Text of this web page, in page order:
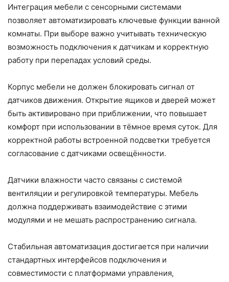
Интеграция мебели с сенсорными системами
позволяет автоматизировать ключевые функции ванной
комнаты. При выборе важно учитывать техническую
возможность подключения к датчикам и корректную
работу при перепадах условий среды.
Корпус мебели не должен блокировать сигнал от
датчиков движения. Открытие ящиков и дверей может
быть активировано при приближении, что повышает
комфорт при использовании в тёмное время суток. Для
корректной работы встроенной подсветки требуется
согласование с датчиками освещённости.
Датчики влажности часто связаны с системой
вентиляции и регулировкой температуры. Мебель
должна поддерживать взаимодействие с этими
модулями и не мешать распространению сигнала.
Стабильная автоматизация достигается при наличии
стандартных интерфейсов подключения и
совместимости с платформами управления,